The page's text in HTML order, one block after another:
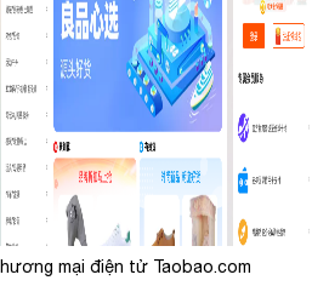
mại điện tử Taobao.com